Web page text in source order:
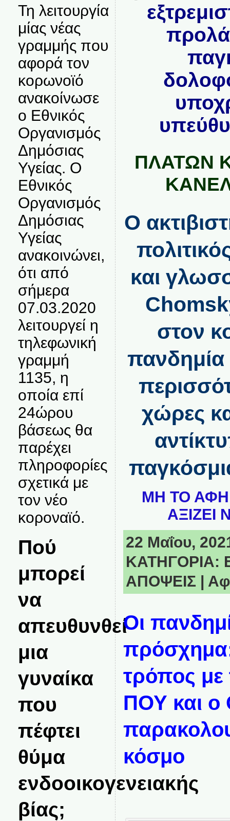
Τη λειτουργία
μίας νέας
γραμμής που
αφορά τον
κορωνοϊό
ανακοίνωσε
ο Εθνικός
Οργανισμός
Δημόσιας
Υγείας. Ο
Εθνικός
Οργανισμός
Δημόσιας
Υγείας
ανακοινώνει,
ότι από
σήμερα
07.03.2020
λειτουργεί η
τηλεφωνική
γραμμή
1135, η
οποία επί
24ώρου
βάσεως θα
παρέχει
πληροφορίες
σχετικά με
τον νέο
κοροναϊό.
Πού
μπορεί
να
απευθυνθεί
μια
γυναίκα
που
πέφτει
θύμα
ενδοοικογενειακής
βίας;
ΠΛΑΤΩΝ
Ο
και
στον
πανδημία
χώρες
ΜΗ ΤΟ
ΑΞΙΖΕΙ
22 Μαΐου,
ΚΑΤΗΓΟΡΙΑ:
ΑΠΟΨΕΙΣ |
Οι
πρόσχημα:
τρόπος με
ΠΟΥ και ο
κόσμο